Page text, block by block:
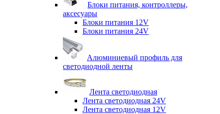
Блоки питания, контроллеры,
аксесуары
Блоки питания 12V
Блоки питания 24V
Алюминиевый профиль для
светодиодной ленты
Лента светодиодная
Лента светодиодная 24V
Лента светодиодная 12V